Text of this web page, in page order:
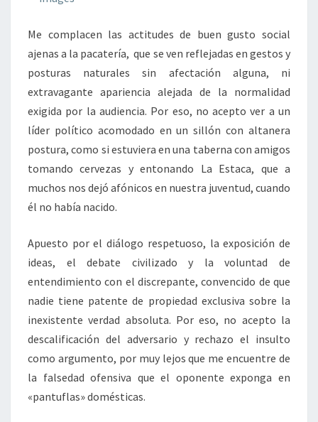
Me complacen las actitudes de buen gusto social
ajenas a la pacatería, que se ven reflejadas en gestos y
posturas naturales sin afectación alguna, ni
extravagante apariencia alejada de la normalidad
exigida por la audiencia. Por eso, no acepto ver a un
líder político acomodado en un sillón con altanera
postura, como si estuviera en una taberna con amigos
tomando cervezas y entonando La Estaca, que a
muchos nos dejó afónicos en nuestra juventud, cuando
él no había nacido.
Apuesto por el diálogo respetuoso, la exposición de
ideas, el debate civilizado y la voluntad de
entendimiento con el discrepante, convencido de que
nadie tiene patente de propiedad exclusiva sobre la
inexistente verdad absoluta. Por eso, no acepto la
descalificación del adversario y rechazo el insulto
como argumento, por muy lejos que me encuentre de
la falsedad ofensiva que el oponente exponga en
«pantuflas» domésticas.